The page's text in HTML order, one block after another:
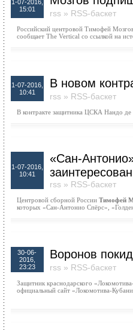
1-07-2016,
15:01
rss » RSS-баскет
Российский центровой Тимофей
сообщает The Vertical со ссылкой на
1-07-2016,
10:41
В новом
rss » RSS-баскет
В контракте защитника ЦСКА Нандо
1-07-2016,
10:41
«Сан-
rss » RSS-баскет
Центровой сборной России Тимофей
которых «Сан-Антонио Спёрс»,
30-06-
2016,
23:23
Воронов
rss » RSS-баскет
Защитник краснодарского
официальный сайт «Локомотива-